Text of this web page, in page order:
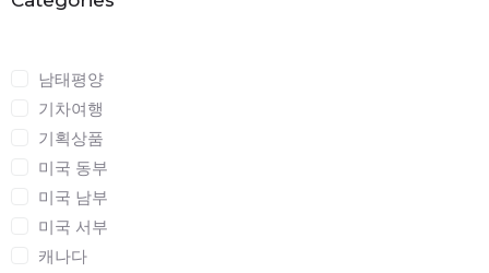
남태평양
기차여행
기획상품
미국 동부
미국 남부
미국 서부
캐나다